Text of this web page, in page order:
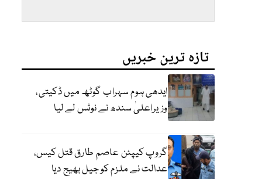
تازہ ترین خبریں
ایدھی ہوم سہراب گوٹھ میں ڈکیتی،
وزیراعلیٰ سندھ نے نوٹس لے لیا
گروپ کیپٹن عاصم طارق قتل کیس،
عدالت نے ملزم کو جیل بھیج دیا